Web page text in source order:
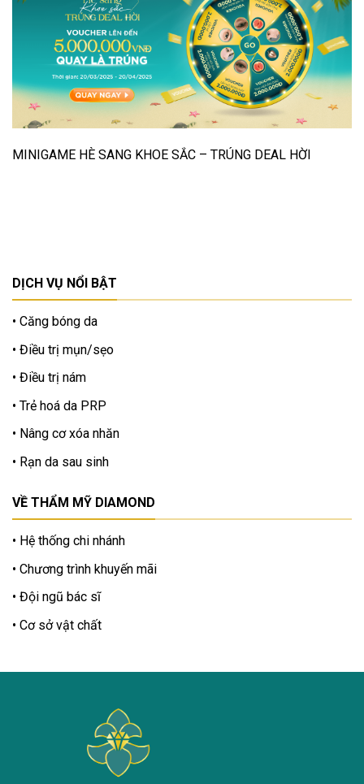
MINIGAME HÈ SANG KHOE SẮC – TRÚNG DEAL HỜI
DỊCH VỤ NỔI BẬT
Căng bóng da
Điều trị mụn/sẹo
Điều trị nám
Trẻ hoá da PRP
Nâng cơ xóa nhăn
Rạn da sau sinh
VỀ THẨM MỸ DIAMOND
Hệ thống chi nhánh
Chương trình khuyến mãi
Đội ngũ bác sĩ
Cơ sở vật chất